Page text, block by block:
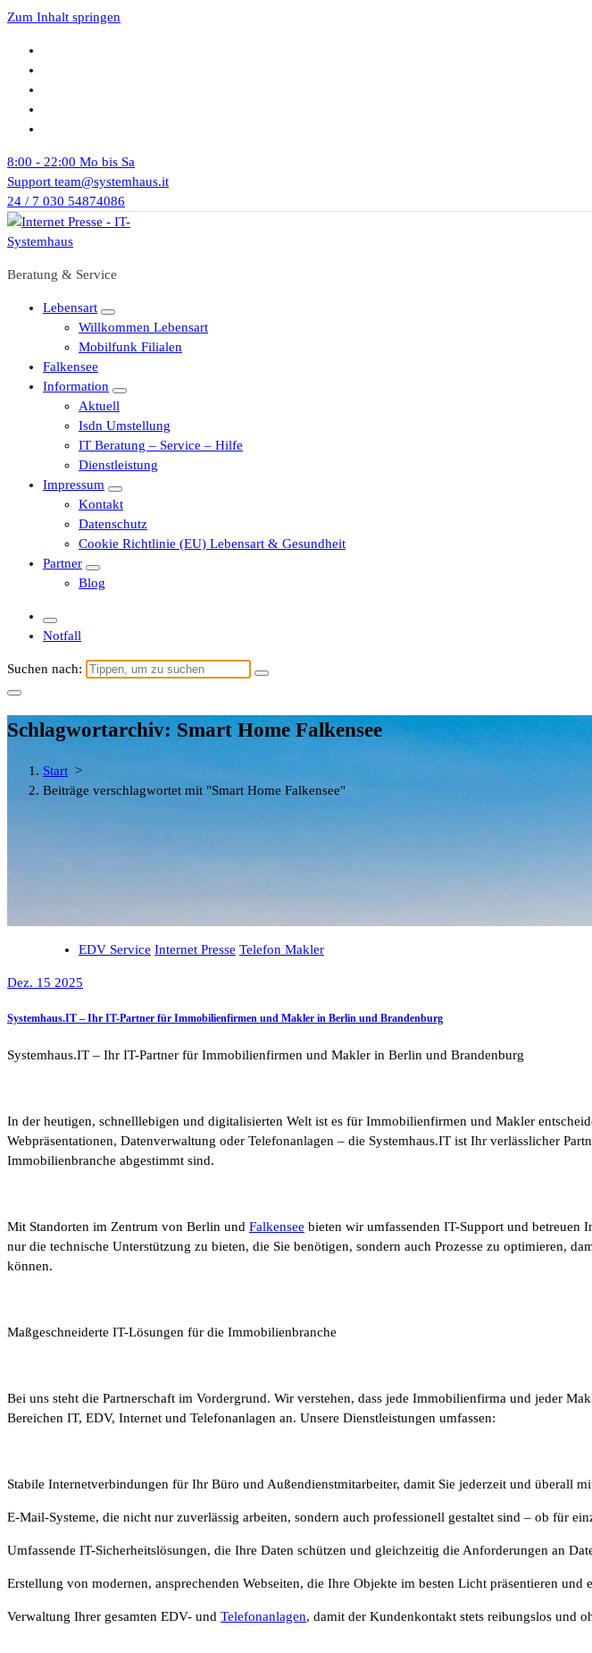
Zum Inhalt springen
8:00 - 22:00 Mo bis Sa
Support team@systemhaus.it
24 / 7 030 54874086
Beratung & Service
Lebensart
Willkommen Lebensart
Mobilfunk Filialen
Falkensee
Information
Aktuell
Isdn Umstellung
IT Beratung – Service – Hilfe
Dienstleistung
Impressum
Kontakt
Datenschutz
Cookie Richtlinie (EU) Lebensart & Gesundheit
Partner
Blog
Notfall
Suchen nach:
Schlagwortarchiv: Smart Home Falkensee
Start >
Beiträge verschlagwortet mit "Smart Home Falkensee"
EDV Service Internet Presse Telefon Makler
Dez. 15 2025
Systemhaus.IT – Ihr IT-Partner für Immobilienfirmen und Makler in Berlin und Brandenburg
Systemhaus.IT – Ihr IT-Partner für Immobilienfirmen und Makler in Berlin und Brandenburg
In der heutigen, schnelllebigen und digitalisierten Welt ist es für Immobilienfirmen und Makler
Webpräsentationen, Datenverwaltung oder Telefonanlagen – die Systemhaus.IT ist Ihr verlässlicher
Immobilienbranche abgestimmt sind.
Mit Standorten im Zentrum von Berlin und Falkensee bieten wir umfassenden IT-Support und
nur die technische Unterstützung zu bieten, die Sie benötigen, sondern auch Prozesse zu optimieren,
können.
Maßgeschneiderte IT-Lösungen für die Immobilienbranche
Bei uns steht die Partnerschaft im Vordergrund. Wir verstehen, dass jede Immobilienfirma und jeder
Bereichen IT, EDV, Internet und Telefonanlagen an. Unsere Dienstleistungen umfassen:
Stabile Internetverbindungen für Ihr Büro und Außendienstmitarbeiter, damit Sie jederzeit und überall
E-Mail-Systeme, die nicht nur zuverlässig arbeiten, sondern auch professionell gestaltet sind – ob für
Umfassende IT-Sicherheitslösungen, die Ihre Daten schützen und gleichzeitig die Anforderungen an
Erstellung von modernen, ansprechenden Webseiten, die Ihre Objekte im besten Licht präsentieren
Verwaltung Ihrer gesamten EDV- und Telefonanlagen, damit der Kundenkontakt stets reibungslos und